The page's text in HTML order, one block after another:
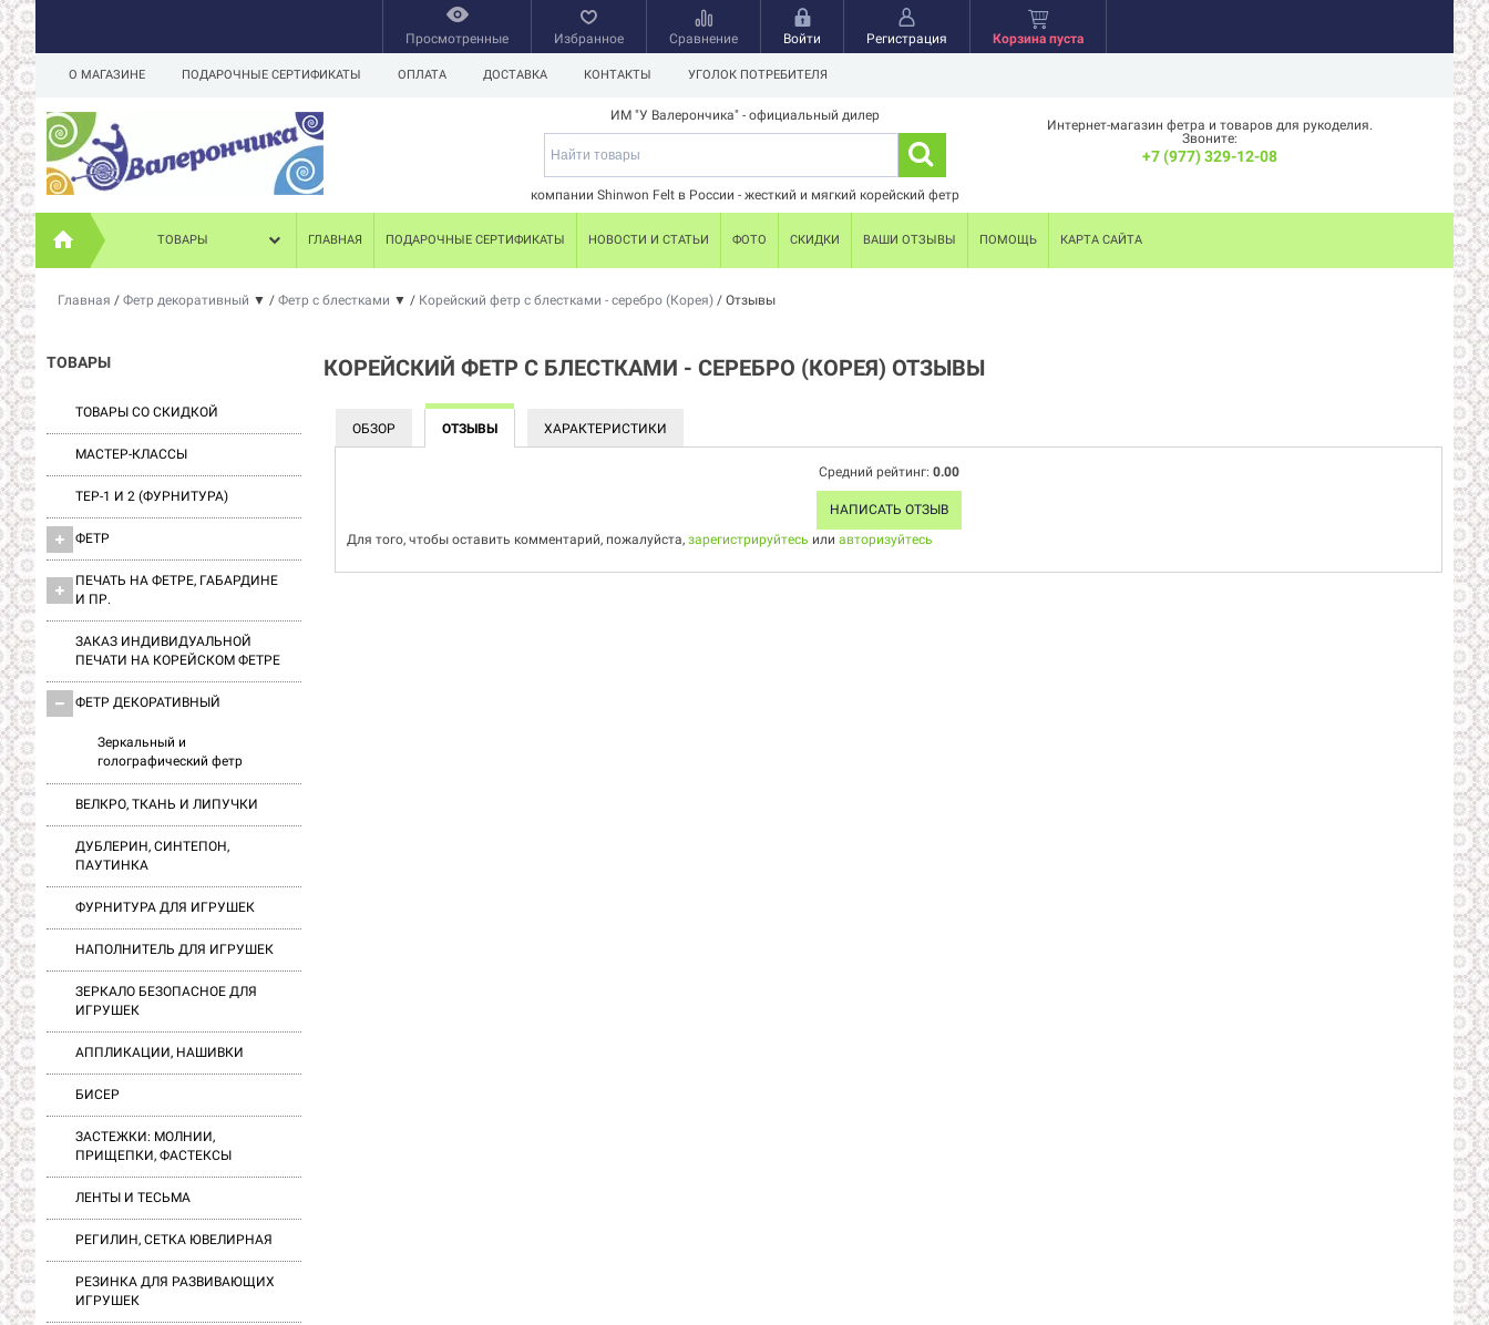
Просмотренные Избранное Сравнение Войти Регистрация Корзина пуста
О МАГАЗИНЕ ПОДАРОЧНЫЕ СЕРТИФИКАТЫ ОПЛАТА ДОСТАВКА КОНТАКТЫ УГОЛОК ПОТРЕБИТЕЛЯ
ИМ "У Валерончика" - официальный дилер
компании Shinwon Felt в России - жесткий и мягкий корейский фетр
Интернет-магазин фетра и товаров для рукоделия.
Звоните:
+7 (977) 329-12-08
ТОВАРЫ ГЛАВНАЯ ПОДАРОЧНЫЕ СЕРТИФИКАТЫ НОВОСТИ И СТАТЬИ ФОТО СКИДКИ ВАШИ ОТЗЫВЫ ПОМОЩЬ КАРТА САЙТА
Главная / Фетр декоративный ▼ / Фетр с блестками ▼ / Корейский фетр с блестками - серебро (Корея) / Отзывы
ТОВАРЫ
ТОВАРЫ СО СКИДКОЙ
МАСТЕР-КЛАССЫ
ТЕР-1 И 2 (ФУРНИТУРА)
ФЕТР
ПЕЧАТЬ НА ФЕТРЕ, ГАБАРДИНЕ
И ПР.
ЗАКАЗ ИНДИВИДУАЛЬНОЙ
ПЕЧАТИ НА КОРЕЙСКОМ ФЕТРЕ
ФЕТР ДЕКОРАТИВНЫЙ
Зеркальный и
голографический фетр
ВЕЛКРО, ТКАНЬ И ЛИПУЧКИ
ДУБЛЕРИН, СИНТЕПОН,
ПАУТИНКА
ФУРНИТУРА ДЛЯ ИГРУШЕК
НАПОЛНИТЕЛЬ ДЛЯ ИГРУШЕК
ЗЕРКАЛО БЕЗОПАСНОЕ ДЛЯ
ИГРУШЕК
АППЛИКАЦИИ, НАШИВКИ
БИСЕР
ЗАСТЕЖКИ: МОЛНИИ,
ПРИЩЕПКИ, ФАСТЕКСЫ
ЛЕНТЫ И ТЕСЬМА
РЕГИЛИН, СЕТКА ЮВЕЛИРНАЯ
РЕЗИНКА ДЛЯ РАЗВИВАЮЩИХ
ИГРУШЕК
КОРЕЙСКИЙ ФЕТР С БЛЕСТКАМИ - СЕРЕБРО (КОРЕЯ) ОТЗЫВЫ
ОБЗОР ОТЗЫВЫ ХАРАКТЕРИСТИКИ
Средний рейтинг: 0.00
НАПИСАТЬ ОТЗЫВ
Для того, чтобы оставить комментарий, пожалуйста, зарегистрируйтесь или авторизуйтесь